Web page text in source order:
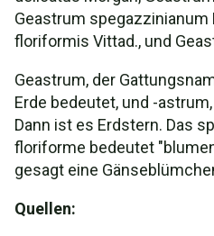
Geastrum spegazzinianum
floriformis Vittad., und
Geastrum, der
Erde bedeutet, und -
Dann ist es Erdstern. Das
floriforme bedeutet
gesagt eine
Quellen: